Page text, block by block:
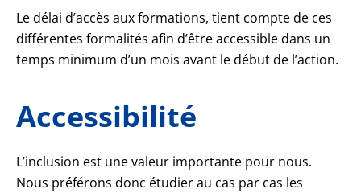
Le délai d’accès aux formations, tient compte de ces
différentes formalités afin d’être accessible dans un
temps minimum d’un mois avant le début de l’action.
Accessibilité
L’inclusion est une valeur importante pour nous.
Nous préférons donc étudier au cas par cas les